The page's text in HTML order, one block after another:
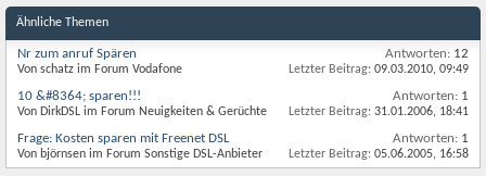
Ähnliche Themen
Nr zum anruf Spären
Von schatz im Forum Vodafone
Antworten: 12
Letzter Beitrag: 09.03.2010, 09:49
10 &#8364; sparen!!!
Von DirkDSL im Forum Neuigkeiten & Gerüchte
Antworten: 1
Letzter Beitrag: 31.01.2006, 18:41
Frage: Kosten sparen mit Freenet DSL
Von björnsen im Forum Sonstige DSL-Anbieter
Antworten: 1
Letzter Beitrag: 05.06.2005, 16:58